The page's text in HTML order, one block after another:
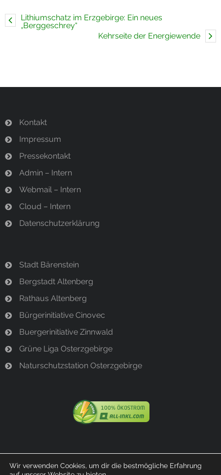
Lithiumschatz im Erzgebirge: Ein neues
„Berggeschrey“
Kehrseite der Energiewende
Kontakt
Impressum
Pressekontakt
Admin – Intern
Webmail – Intern
Cloud – Intern
Datenschutzerklärung
Stadt Bärenstein
Bergstadt Altenberg
Rathaus Altenberg
Bürgerinitiative Cinovec
Buergerinitiative Zinnwald
Grüne Liga Osterzgebirge
Naturschutzstation Osterzgebirge
Wir verwenden Cookies, um dir die bestmögliche Erfahrung